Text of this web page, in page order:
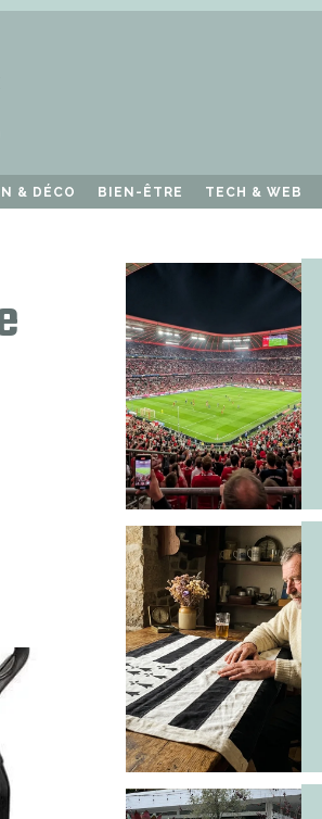
& DÉCO BIEN-ÊTRE TECH & WEB